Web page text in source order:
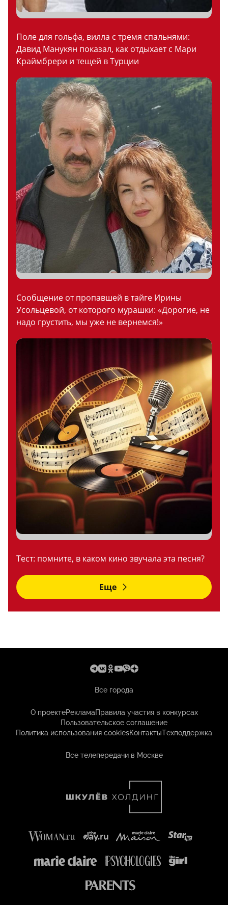
Поле для гольфа, вилла с тремя спальнями:
Давид Манукян показал, как отдыхает с Мари
Краймбрери и тещей в Турции
Сообщение от пропавшей в тайге Ирины
Усольцевой, от которого мурашки: «Дорогие, не
надо грустить, мы уже не вернемся!»
Тест: помните, в каком кино звучала эта песня?
Еще
Все города
О проектеРекламаПравила участия в конкурсах
Пользовательское соглашение
Политика использования cookiesКонтактыТехподдержка
Все телепередачи в Москве